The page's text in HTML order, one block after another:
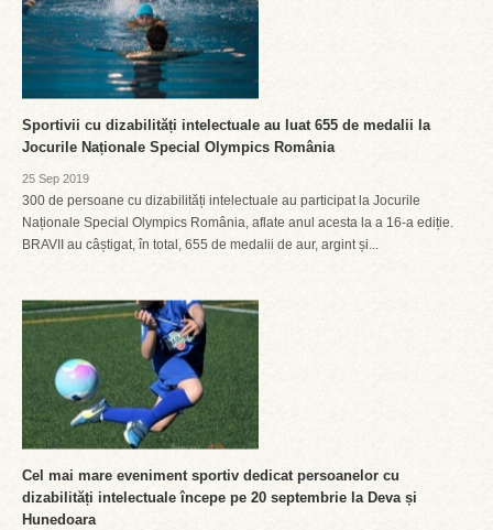
Sportivii cu dizabilități intelectuale au luat 655 de medalii la
Jocurile Naționale Special Olympics România
25 Sep 2019
300 de persoane cu dizabilități intelectuale au participat la Jocurile
Naționale Special Olympics România, aflate anul acesta la a 16-a ediție.
BRAVII au câștigat, în total, 655 de medalii de aur, argint și...
Cel mai mare eveniment sportiv dedicat persoanelor cu
dizabilități intelectuale începe pe 20 septembrie la Deva și
Hunedoara